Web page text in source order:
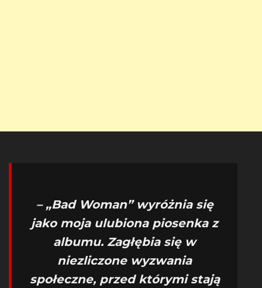
– „Bad Woman” wyróżnia się
jako moja ulubiona piosenka z
albumu. Zagłębia się w
niezliczone wyzwania
społeczne, przed którymi stają